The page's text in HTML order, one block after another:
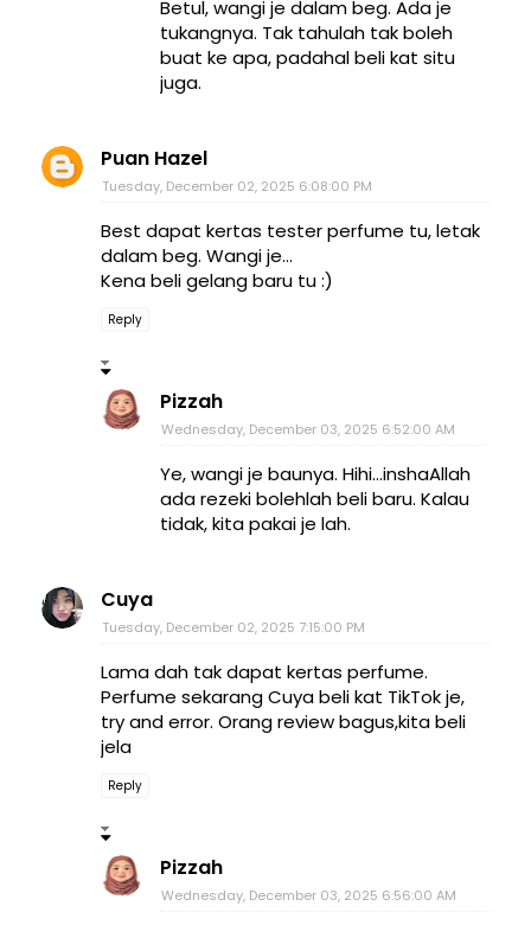
Betul, wangi je dalam beg. Ada je
tukangnya. Tak tahulah tak boleh
buat ke apa, padahal beli kat situ
juga.
Puan Hazel
Tuesday, December 02, 2025 6:08:00 PM
Best dapat kertas tester perfume tu, letak
dalam beg. Wangi je...
Kena beli gelang baru tu :)
Reply
Pizzah
Wednesday, December 03, 2025 6:52:00 AM
Ye, wangi je baunya. Hihi...inshaAllah
ada rezeki bolehlah beli baru. Kalau
tidak, kita pakai je lah.
Cuya
Tuesday, December 02, 2025 7:15:00 PM
Lama dah tak dapat kertas perfume.
Perfume sekarang Cuya beli kat TikTok je,
try and error. Orang review bagus,kita beli
jela
Reply
Pizzah
Wednesday, December 03, 2025 6:56:00 AM